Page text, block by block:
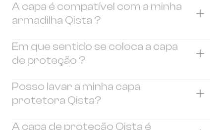
A capa é compatível com a minha
armadilha Qista ?
seguintes modelos:
BAM Visio+ (modelo 2024)
BAM Visio+ (modelo 2025)
Em que sentido se coloca a capa
de proteção ?
da porta traseira da sua armadilha Qista.
A parte oposta ao fecho é ligeiramente mais
Posso lavar a minha capa
protetora Qista?
A capa de proteção Qista é